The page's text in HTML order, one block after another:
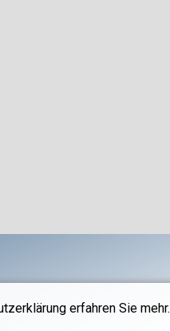
erfahren Sie mehr.